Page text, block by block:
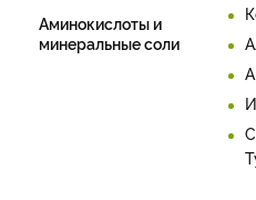
Аминокислоты и
минеральные соли